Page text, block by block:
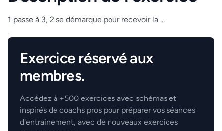
1 passe à 3, 2 se démarque pour recevoir la ...
.
Exercice réservé aux
membres.
Accédez à +500 exercices avec schémas et
inspirés de coachs pros pour préparer vos séances
d'entrainement, avec de nouveaux exercices